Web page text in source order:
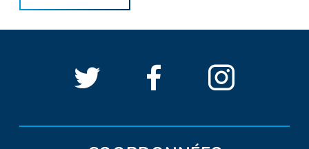
Suivre
sur
(Ouvrir
une
Suivre
sur
(Ouvrir
une
Suivre
surune